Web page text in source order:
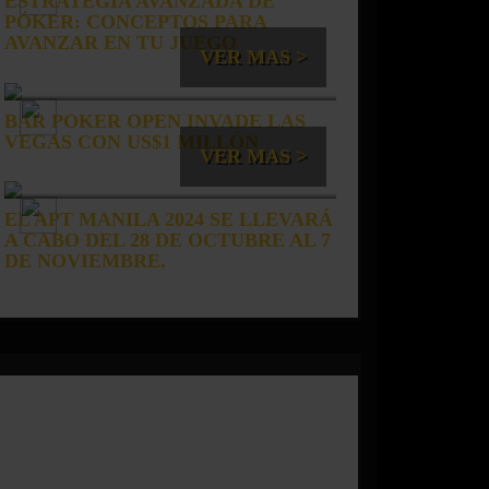
PÓKER: CONCEPTOS PARA
AVANZAR EN TU JUEGO
VER MAS >
BAR POKER OPEN INVADE LAS
VEGAS CON US$1 MILLÓN
VER MAS >
EL APT MANILA 2024 SE LLEVARÁ
A CABO DEL 28 DE OCTUBRE AL 7
DE NOVIEMBRE.